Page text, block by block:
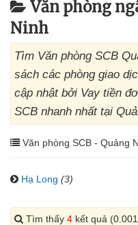
Văn phòng
Ninh
Tìm Văn phòng SCB
sách các phòng giao
cập nhật bởi Vay tiền
SCB nhanh nhất tại
Văn phòng SCB - Quảng
Hạ Long (3)
Tìm thấy 4 kết quả